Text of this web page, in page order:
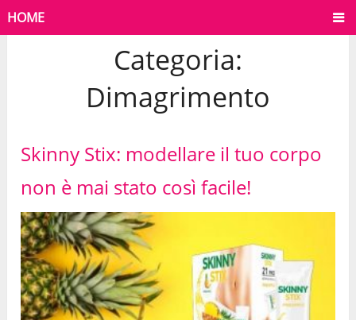
HOME
Categoria:
Dimagrimento
Skinny Stix: modellare il tuo corpo
non è mai stato così facile!